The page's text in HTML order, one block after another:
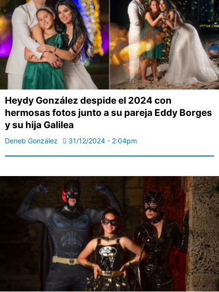
Heydy González despide el 2024 con
hermosas fotos junto a su pareja Eddy Borges
y su hija Galilea
Deneb González 31/12/2024 - 2:04pm